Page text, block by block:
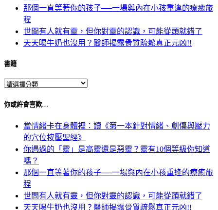
那個一直等著你的孩子──一場與內在小孩重逢的療癒旅
程
世間有人就有靈，但你對靈的認識，可能從頭就錯了
天天喝牛奶也沒用？醫師揭露骨質疏鬆真正元凶!!
書籍
你或許會喜歡…
當情緒卡在身體裡：讀《第一本針對情緒、創傷與壓力
的穴位按壓聖經》
你遇過的「靈」是高靈還是惡靈？靈有10個等級你知道
嗎？
那個一直等著你的孩子──一場與內在小孩重逢的療癒旅
程
世間有人就有靈，但你對靈的認識，可能從頭就錯了
天天喝牛奶也沒用？醫師揭露骨質疏鬆真正元凶!!